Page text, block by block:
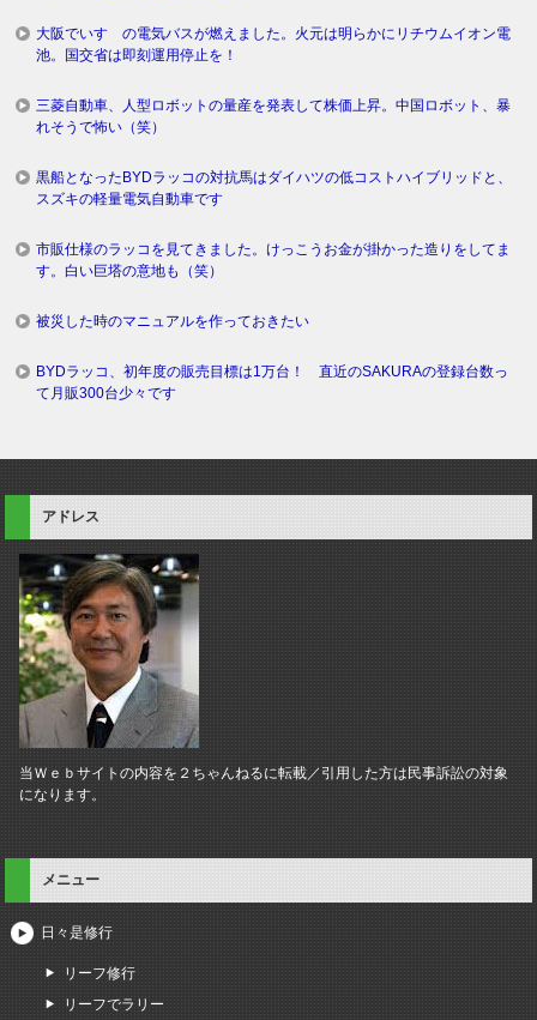
大阪でいすゞの電気バスが燃えました。火元は明らかにリチウムイオン電
池。国交省は即刻運用停止を！
三菱自動車、人型ロボットの量産を発表して株価上昇。中国ロボット、暴
れそうで怖い（笑）
黒船となったBYDラッコの対抗馬はダイハツの低コストハイブリッドと、
スズキの軽量電気自動車です
市販仕様のラッコを見てきました。けっこうお金が掛かった造りをしてま
す。白い巨塔の意地も（笑）
被災した時のマニュアルを作っておきたい
BYDラッコ、初年度の販売目標は1万台！ 直近のSAKURAの登録台数っ
て月販300台少々です
アドレス
当Ｗｅｂサイトの内容を２ちゃんねるに転載／引用した方は民事訴訟の対象
になります。
メニュー
日々是修行
リーフ修行
リーフでラリー